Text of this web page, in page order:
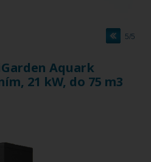
5/5
Aquark
21 kW, do 75 m3